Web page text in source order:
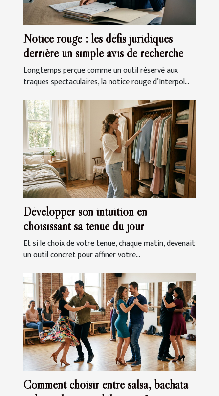
Notice rouge : les défis juridiques
derrière un simple avis de recherche
Longtemps perçue comme un outil réservé aux
traques spectaculaires, la notice rouge d’Interpol...
Développer son intuition en
choisissant sa tenue du jour
Et si le choix de votre tenue, chaque matin, devenait
un outil concret pour affiner votre...
Comment choisir entre salsa, bachata